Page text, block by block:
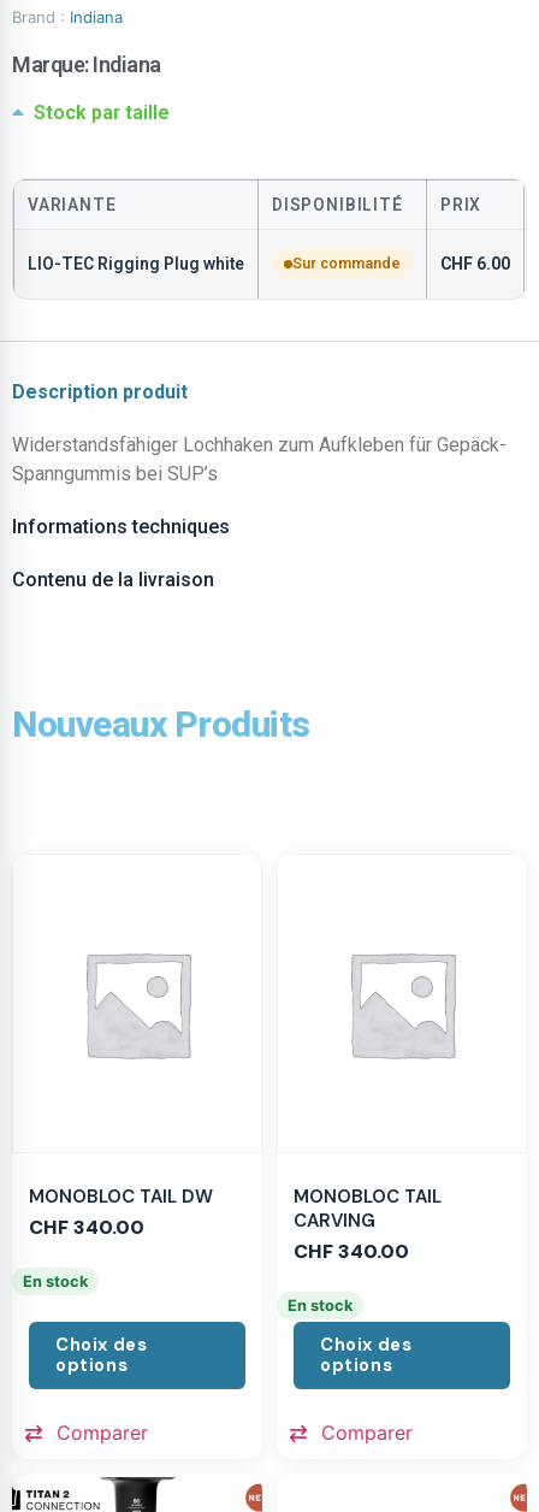
Brand : Indiana
Marque:Indiana
Stock par taille
VARIANTE DISPONIBILITÉ PRIX
LIO-TEC Rigging Plug white Sur commande CHF 6.00
Description produit
Widerstandsfähiger Lochhaken zum Aufkleben für Gepäck-
Spanngummis bei SUP’s
Informations techniques
Contenu de la livraison
Nouveaux Produits
MONOBLOC TAIL DW
CHF340.00
En stock
Choix des
options
Comparer
MONOBLOC TAIL
CARVING
CHF340.00
En stock
Choix des
options
Comparer